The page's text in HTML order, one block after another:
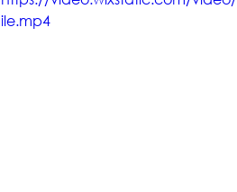
ile.mp4